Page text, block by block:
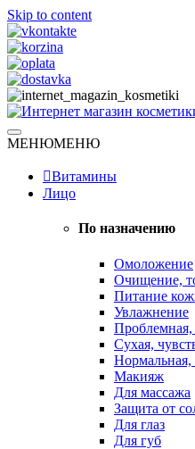
Skip to content
Интернет магазин
Натуральная косметика
МЕНЮМЕНЮ
Витамины
Лицо
По назначению
Омоложение
Очищение,
Питание
Увлажнение
Сухая,
Макияж
Для массажа
Защита от
Для глаз
Для губ